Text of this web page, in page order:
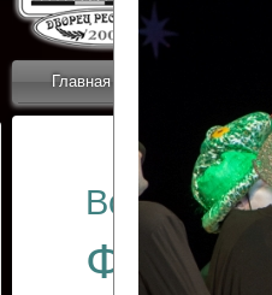
Главная
Все отчеты
Финал